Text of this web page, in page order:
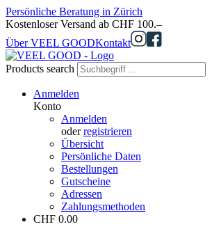
Persönliche Beratung in Zürich
Kostenloser Versand ab CHF 100.–
Über VEEL GOODKontakt
Products search
Anmelden
Konto
Anmelden
oderregistrieren
Übersicht
Persönliche Daten
Bestellungen
Gutscheine
Adressen
Zahlungsmethoden
CHF 0.00